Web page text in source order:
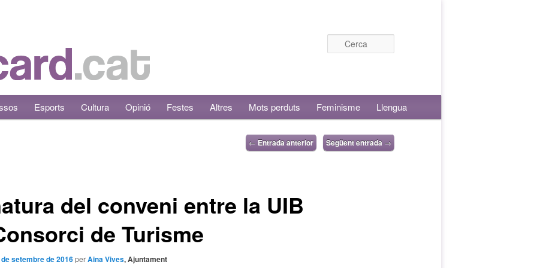
Esports Cultura Opinió Festes Altres Mots perduts Feminisme Llengua
← Entrada anterior Següent entrada →
del conveni entre la UIB
de Turisme
setembre de 2016perAina Vives, Ajuntament